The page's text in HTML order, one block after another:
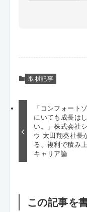
取材記事
「コンフォート
にいても成長は
い。」株式会社
ウ 太田翔葵社長
る、複利で積み
キャリア論
この記事を